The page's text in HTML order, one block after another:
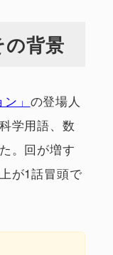
の背景
」 の登場人
学用語、数
。回が増す
が1話冒頭で